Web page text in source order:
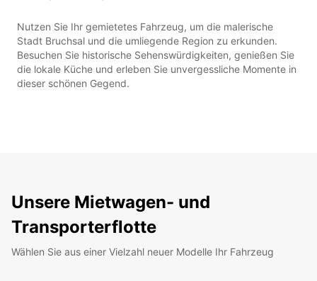
Nutzen Sie Ihr gemietetes Fahrzeug, um die malerische
Stadt Bruchsal und die umliegende Region zu erkunden.
Besuchen Sie historische Sehenswürdigkeiten, genießen Sie
die lokale Küche und erleben Sie unvergessliche Momente in
dieser schönen Gegend.
Unsere Mietwagen- und
Transporterflotte
Wählen Sie aus einer Vielzahl neuer Modelle Ihr Fahrzeug